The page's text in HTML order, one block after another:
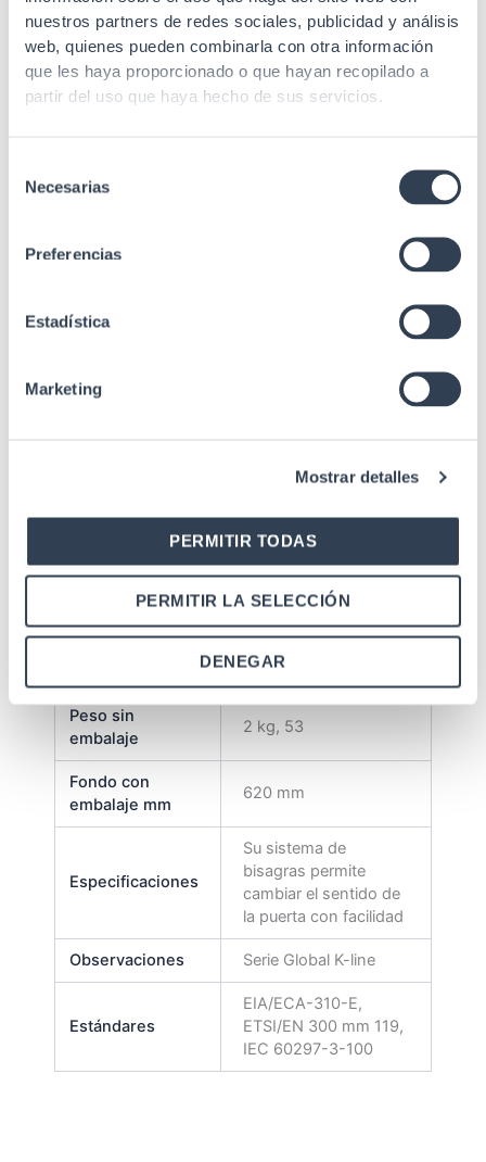
nuestros partners de redes sociales, publicidad y análisis
web, quienes pueden combinarla con otra información
que les haya proporcionado o que hayan recopilado a
partir del uso que haya hecho de sus servicios.
Necesarias
Preferencias
Estadística
Marketing
Mostrar detalles
PERMITIR TODAS
PERMITIR LA SELECCIÓN
DENEGAR
Puerta trasera
Lisa con cerradura
redonda
Lisos desmontables
Cristal templado de 5
1 Kit 4 ruedas 1 Kit 4
Nº ventiladores No tiene
Fondo sin
embalaje mm
600 mm
0, 404 m³
Peso sin
embalaje
2 kg, 53
Fondo con
embalaje mm
620 mm
Especificaciones
Su sistema de
bisagras permite
cambiar el sentido de
la puerta con facilidad
Observaciones Serie Global K-line
Estándares
EIA/ECA-310-E,
ETSI/EN 300 mm 119,
IEC 60297-3-100